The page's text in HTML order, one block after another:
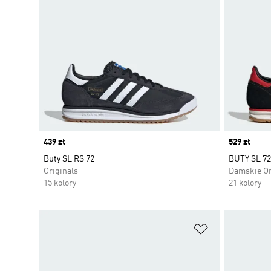
Price
439 zł
Buty SL RS 72
Originals
15 kolory
Price
529 zł
BUTY SL
Damskie
21 kolory